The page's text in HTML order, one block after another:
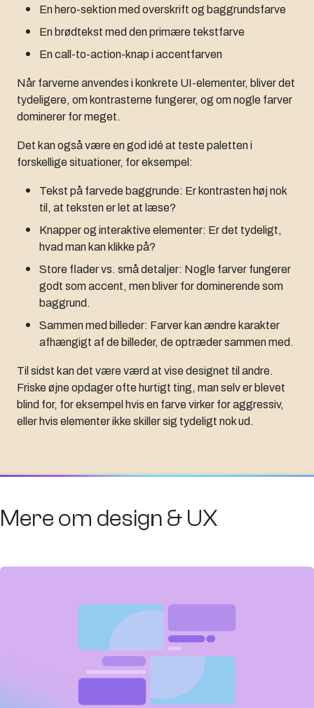
En hero-sektion med overskrift og baggrundsfarve
En brødtekst med den primære tekstfarve
En call-to-action-knap i accentfarven
Når farverne anvendes i konkrete UI-elementer, bliver det
tydeligere, om kontrasterne fungerer, og om nogle farver
dominerer for meget.
Det kan også være en god idé at teste paletten i
forskellige situationer, for eksempel:
Tekst på farvede baggrunde: Er kontrasten høj nok
til, at teksten er let at læse?
Knapper og interaktive elementer: Er det tydeligt,
hvad man kan klikke på?
Store flader vs. små detaljer: Nogle farver fungerer
godt som accent, men bliver for dominerende som
baggrund.
Sammen med billeder: Farver kan ændre karakter
afhængigt af de billeder, de optræder sammen med.
Til sidst kan det være værd at vise designet til andre.
Friske øjne opdager ofte hurtigt ting, man selv er blevet
blind for, for eksempel hvis en farve virker for aggressiv,
eller hvis elementer ikke skiller sig tydeligt nok ud.
Mere om design & UX